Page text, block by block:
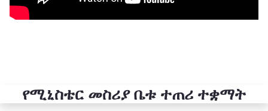
የሚኒስቴር መስሪያ ቤቱ ተጠሪ ተቋማት